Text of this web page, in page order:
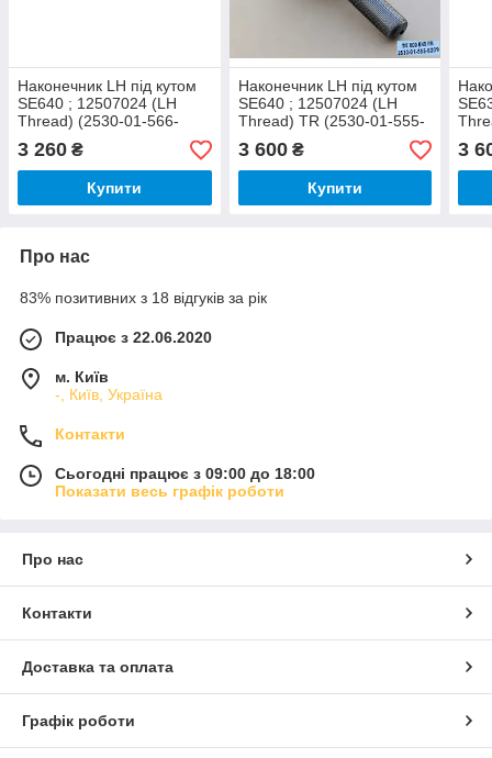
Наконечник LH під кутом
SE640 ; 12507024 (LH
Thread) (2530-01-566-
1485)
3 260 ₴
Купити
Наконечник LH під кутом
SE640 ; 12507024 (LH
Thread) TR (2530-01-555-
6209)
3 600₴
Купити
3
Про нас
83% позитивних з 18 відгуків за рік
Працює з 22.06.2020
м. Київ
-, Київ, Україна
Контакти
Сьогодні працює з 09:00 до 18:00
Показати весь графік роботи
Про нас
Контакти
Доставка та оплата
Графік роботи